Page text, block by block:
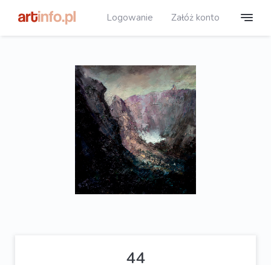
Logowanie Załóż konto
44